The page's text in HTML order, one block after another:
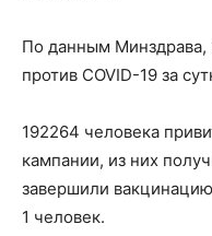
По данным Минздрава,
против COVID-19 за
192264 человека
кампании, из них
завершили
1 человек.